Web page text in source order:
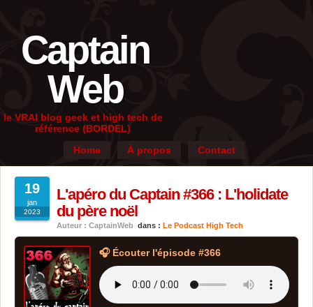
Captain
Web
le VRAI blog geek et high tech de
référence (BORDEL)
Home
À propos Contact
19
jan
2023
L'apéro du Captain #366 : L'holidate
du père noël
Auteur : CaptainWeb dans : Le Podcast High Tech
🎧 Écouter l'épisode #366